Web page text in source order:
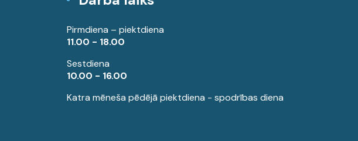
Pirmdiena – piektdiena
11.00 - 18.00
Sestdiena
10.00 - 16.00
Katra mēneša pēdējā piektdiena - spodrības diena